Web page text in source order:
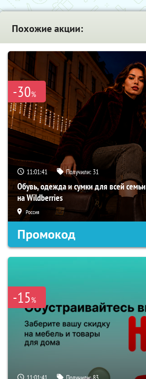
Похожие акции:
-30%
11:01:40 Получили: 31
Обувь, одежда и сумки для всей
на Wildberries
Россия
Промокод
-15%